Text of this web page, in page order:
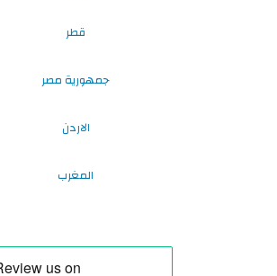
قطر
جمهورية مصر
الاردن
المغرب